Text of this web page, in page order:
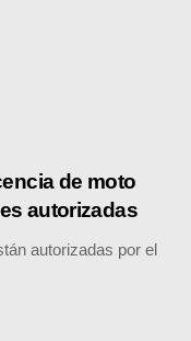
de moto
autorizadas
autorizadas por el